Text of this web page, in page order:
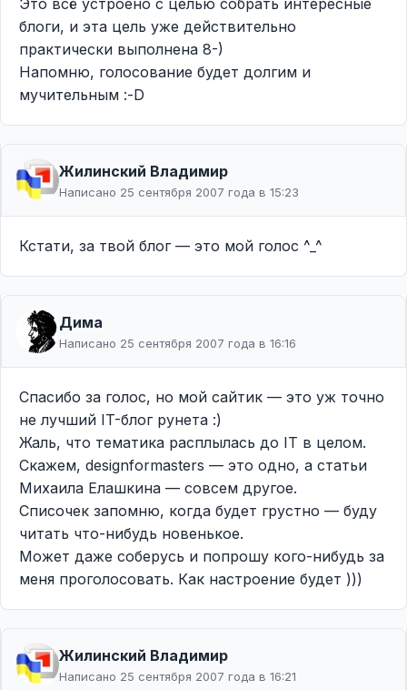
Это всё устроено с целью собрать интересные
блоги, и эта цель уже действительно
практически выполнена 8-)
Напомню, голосование будет долгим и
мучительным :-D
Жилинcкий Владимир
Написано 25 сентября 2007 года в 15:23
Кстати, за твой блог — это мой голос ^_^
Дима
Написано 25 сентября 2007 года в 16:16
Спасибо за голос, но мой сайтик — это уж точно
не лучший IT-блог рунета :)
Жаль, что тематика расплылась до IT в целом.
Скажем, designformasters — это одно, а статьи
Михаила Елашкина — совсем другое.
Списочек запомню, когда будет грустно — буду
читать что-нибудь новенькое.
Может даже соберусь и попрошу кого-нибудь за
меня проголосовать. Как настроение будет )))
Жилинcкий Владимир
Написано 25 сентября 2007 года в 16:21